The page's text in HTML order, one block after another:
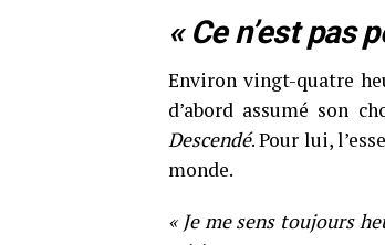
« Ce n’est pas
Environ vingt-quatre
d’abord assumé son
Descendé. Pour lui,
monde.
« Je me sens toujours